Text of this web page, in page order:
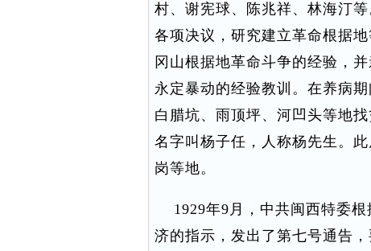
村、谢宪球、陈兆祥、林海汀
各项决议，研究建立革命根据
冈山根据地革命斗争的经验，
永定暴动的经验教训。在养病
白腊坑、雨顶坪、河凹头等地
名字叫杨子任，人称杨先生。
岗等地。
1929年9月，中共闽西特委根
济的指示，发出了第七号通告